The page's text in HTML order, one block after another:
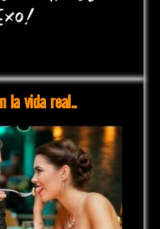
la vida real..